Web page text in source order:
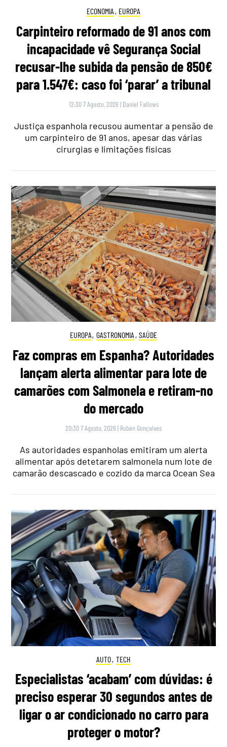
ECONOMIA , EUROPA
Carpinteiro reformado de 91 anos com
incapacidade vê Segurança Social
recusar-lhe subida da pensão de 850€
para 1.547€: caso foi ‘parar’ a tribunal
12:30 7 Agosto, 2026 | Daniel Fallows
Justiça espanhola recusou aumentar a pensão de
um carpinteiro de 91 anos, apesar das várias
cirurgias e limitações físicas
EUROPA, GASTRONOMIA , SAÚDE
Faz compras em Espanha? Autoridades
lançam alerta alimentar para lote de
camarões com Salmonela e retiram-no
do mercado
20:30 7 Agosto, 2026 | Rubén Gonçalves
As autoridades espanholas emitiram um alerta
alimentar após detetarem salmonela num lote de
camarão descascado e cozido da marca Ocean Sea
AUTO, TECH
Especialistas ‘acabam’ com dúvidas: é
preciso esperar 30 segundos antes de
ligar o ar condicionado no carro para
proteger o motor?